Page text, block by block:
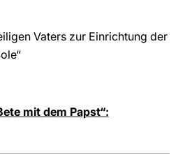
Vaters zur Einrichtung der
mit dem Papst“: